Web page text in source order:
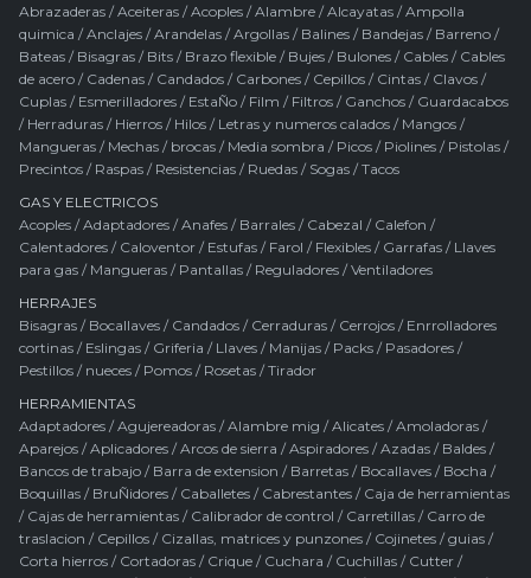
Abrazaderas /Aceiteras /Acoples /Alambre /Alcayatas /Ampolla
quimica /Anclajes /Arandelas /Argollas / Balines / Bandejas / Barreno /
Bateas / Bisagras / Bits / Brazo flexible / Bujes / Bulones / Cables / Cables
de acero / Cadenas / Candados / Carbones / Cepillos / Cintas / Clavos /
Cuplas / Esmerilladores / EstaÑo / Film / Filtros / Ganchos / Guardacabos
/ Herraduras / Hierros / Hilos / Letras y numeros calados / Mangos /
Mangueras / Mechas / brocas / Media sombra / Picos / Piolines / Pistolas /
Precintos / Raspas / Resistencias / Ruedas / Sogas /Tacos
GAS Y ELECTRICOS
Acoples /Adaptadores /Anafes / Barrales / Cabezal / Calefon /
Calentadores / Caloventor / Estufas / Farol / Flexibles / Garrafas / Llaves
para gas / Mangueras / Pantallas / Reguladores /Ventiladores
HERRAJES
Bisagras / Bocallaves / Candados / Cerraduras / Cerrojos / Enrrolladores
cortinas / Eslingas / Griferia / Llaves / Manijas / Packs / Pasadores /
Pestillos / nueces / Pomos / Rosetas /Tirador
HERRAMIENTAS
Adaptadores /Agujereadoras /Alambre mig /Alicates /Amoladoras /
Aparejos /Aplicadores /Arcos de sierra /Aspiradores /Azadas / Baldes /
Bancos de trabajo / Barra de extension / Barretas / Bocallaves / Bocha /
Boquillas / BruÑidores / Caballetes / Cabrestantes / Caja de herramientas
/ Cajas de herramientas / Calibrador de control / Carretillas / Carro de
traslacion / Cepillos / Cizallas, matrices y punzones / Cojinetes / guias /
Corta hierros / Cortadoras / Crique / Cuchara / Cuchillas / Cutter /